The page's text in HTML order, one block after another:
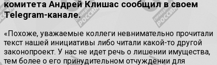
комитета Андрей Клишас сообщил в своем
Telegram-канале.
«Похоже, уважаемые коллеги невнимательно прочитали
текст нашей инициативы либо читали какой-то другой
законопроект. У нас не идет речь о лишении имущества,
тем более о его принудительном отчуждении для